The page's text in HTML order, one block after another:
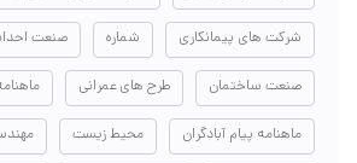
شرکت های پیمانکاری شماره صنعت
صنعت ساختمان طرح های عمرانی
ماهنامه پیام آبادگران محیط زیست